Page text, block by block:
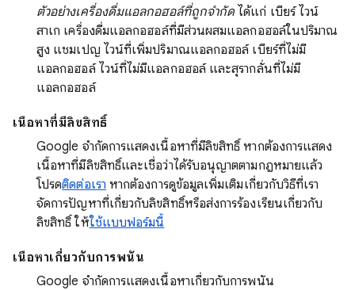
ตัวอย่างเครื่องดื่มแอลกอฮอล์ที่ถูกจำกัดได้แก่ เบียร์ ไวน์
สาเก เครื่องดื่มแอลกอฮอล์ที่มีส่วนผสมแอลกอฮอล์ในปริมาณ
สูง แชมเปญ ไวน์ที่เพิ่มปริมาณแอลกอฮอล์ เบียร์ที่ไม่มี
แอลกอฮอล์ ไวน์ที่ไม่มีแอลกอฮอล์ และสุรากลั่นที่ไม่มี
แอลกอฮอล์
เนื้อหาที่มีลิขสิทธิ์
Google จำกัดการแสดงเนื้อหาที่มีลิขสิทธิ์ หากต้องการแสดง
เนื้อหาที่มีลิขสิทธิ์และเชื่อว่าได้รับอนุญาตตามกฎหมายแล้ว
โปรดติดต่อเรา หากต้องการดูข้อมูลเพิ่มเติมเกี่ยวกับวิธีที่เรา
จัดการปัญหาที่เกี่ยวกับลิขสิทธิ์หรือส่งการร้องเรียนเกี่ยวกับ
ลิขสิทธิ์ ให้ใช้แบบฟอร์มนี้
เนื้อหาเกี่ยวกับการพนัน
Google จำกัดการแสดงเนื้อหาเกี่ยวกับการพนัน